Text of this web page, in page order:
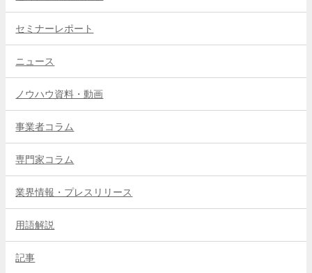
セミナーレポート
ニュース
ノウハウ資料・動画
事業者コラム
専門家コラム
業界情報・プレスリリース
用語解説
記事